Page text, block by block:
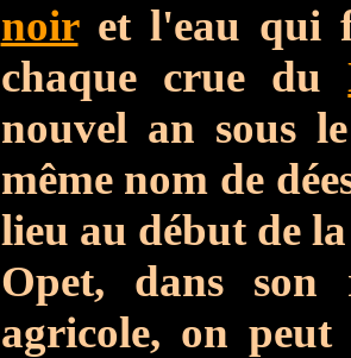
noiret l'eau qui
chaque crue du
nouvel an sous
même nom de
lieu au début de
Opet, dans son
agricole, on